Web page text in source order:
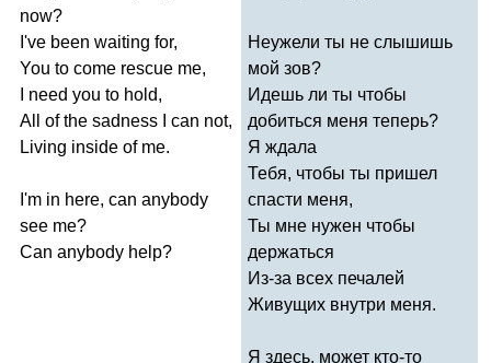
now?
I've been waiting for,
You to come rescue me,
need you to hold,
All
of the sadness can not,
Living inside of me.
I'm in here, can anybody
see me?
Can anybody help?
Неужели ты не слышишь
мой зов?
Идешь ли ты чтобы
добиться меня теперь?
Я ждала
Тебя, чтобы ты пришел
спасти меня,
Ты мне нужен чтобы
держаться
Из-за всех печалей
Живущих внутри меня.
Я здесь, может кто-то